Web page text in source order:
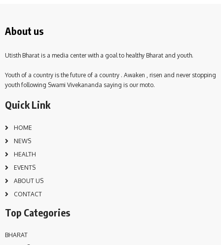
About us
Utisth Bharat is a media center with a goal to healthy Bharat and youth.
Youth of a country is the future of a country . Awaken , risen and never stopping
youth following Swami Vivekananda saying is our moto.
Quick Link
HOME
NEWS
HEALTH
EVENTS
ABOUT US
CONTACT
Top Categories
BHARAT